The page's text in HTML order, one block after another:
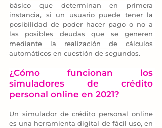
básico que determinan en primera
instancia, si un usuario puede tener la
posibilidad de poder hacer pago o no a
las posibles deudas que se generen
mediante la realización de cálculos
automáticos en cuestión de segundos.
¿Cómo funcionan los
simuladores de crédito
personal online en 2021?
Un simulador de crédito personal online
es una herramienta digital de fácil uso, en